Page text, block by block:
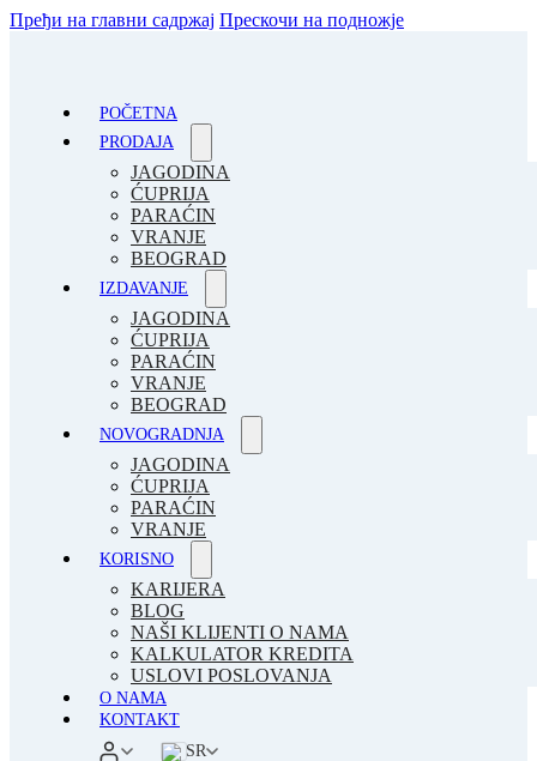
Пређи на главни садржај Прескочи на подножје
POČETNA
PRODAJA
JAGODINA
ĆUPRIJA
PARAĆIN
VRANJE
BEOGRAD
IZDAVANJE
JAGODINA
ĆUPRIJA
PARAĆIN
VRANJE
BEOGRAD
NOVOGRADNJA
JAGODINA
ĆUPRIJA
PARAĆIN
VRANJE
KORISNO
KARIJERA
BLOG
NAŠI KLIJENTI O NAMA
KALKULATOR KREDITA
USLOVI POSLOVANJA
O NAMA
KONTAKT
SR